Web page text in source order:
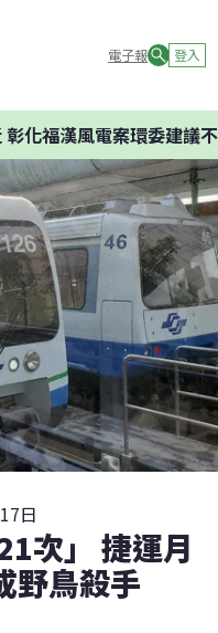
電子報 登入
風電案環委建議不應開發
日
次」 捷運月
野鳥殺手